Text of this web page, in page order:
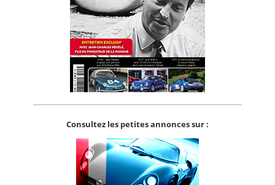
Consultez les petites annonces sur :